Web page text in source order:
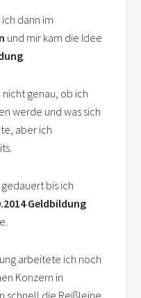
dann im
und mir kam die Idee
nicht genau, ob ich
werde und was sich
aber ich
bis ich
Geldbildung
arbeitete ich noch
Konzern in
schnell die Reißleine,